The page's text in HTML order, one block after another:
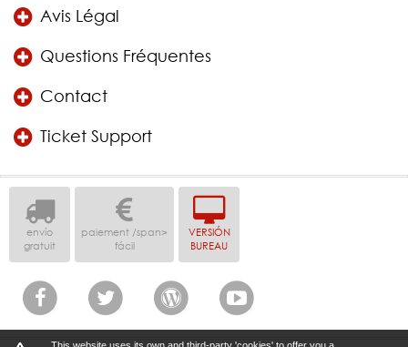
Avis Légal
Questions Fréquentes
Contact
Ticket Support
envío
gratuit
paiement /span>
fácil
VERSIÓN
BUREAU